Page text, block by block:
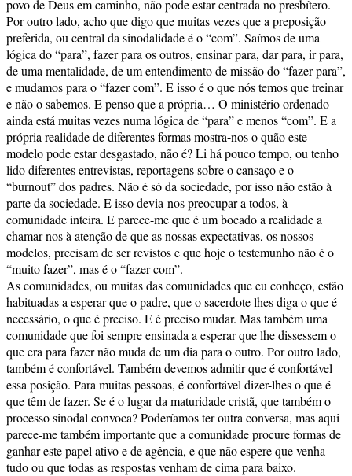
povo de Deus em caminho, não pode estar centrada no presbítero.
Por outro lado, acho que digo que muitas vezes que a preposição
preferida, ou central da sinodalidade é o “com”. Saímos de uma
lógica do “para”, fazer para os outros, ensinar para, dar para, ir para,
de uma mentalidade, de um entendimento de missão do “fazer para”,
e mudamos para o “fazer com”. E isso é o que nós temos que treinar
e não o sabemos. E penso que a própria… O ministério ordenado
ainda está muitas vezes numa lógica de “para” e menos “com”. E a
própria realidade de diferentes formas mostra-nos o quão este
modelo pode estar desgastado, não é? Li há pouco tempo, ou tenho
lido diferentes entrevistas, reportagens sobre o cansaço e o
“burnout” dos padres. Não é só da sociedade, por isso não estão à
parte da sociedade. E isso devia-nos preocupar a todos, à
comunidade inteira. E parece-me que é um bocado a realidade a
chamar-nos à atenção de que as nossas expectativas, os nossos
modelos, precisam de ser revistos e que hoje o testemunho não é o
“muito fazer”, mas é o “fazer com”.
As comunidades, ou muitas das comunidades que eu conheço, estão
habituadas a esperar que o padre, que o sacerdote lhes diga o que é
necessário, o que é preciso. E é preciso mudar. Mas também uma
comunidade que foi sempre ensinada a esperar que lhe dissessem o
que era para fazer não muda de um dia para o outro. Por outro lado,
também é confortável. Também devemos admitir que é confortável
essa posição. Para muitas pessoas, é confortável dizer-lhes o que é
que têm de fazer. Se é o lugar da maturidade cristã, que também o
processo sinodal convoca? Poderíamos ter outra conversa, mas aqui
parece-me também importante que a comunidade procure formas de
ganhar este papel ativo e de agência, e que não espere que venha
tudo ou que todas as respostas venham de cima para baixo.